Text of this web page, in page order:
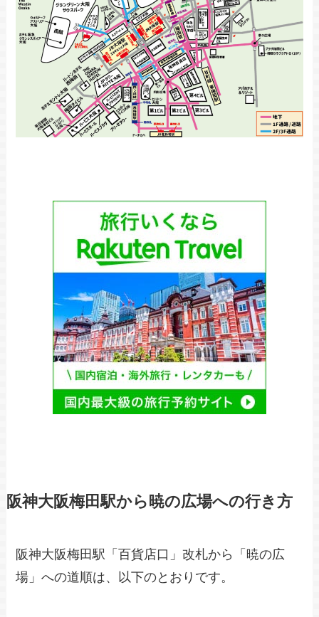
阪神大阪梅田駅から暁の広場への行き方
阪神大阪梅田駅「百貨店口」改札から「暁の広
場」への道順は、以下のとおりです。